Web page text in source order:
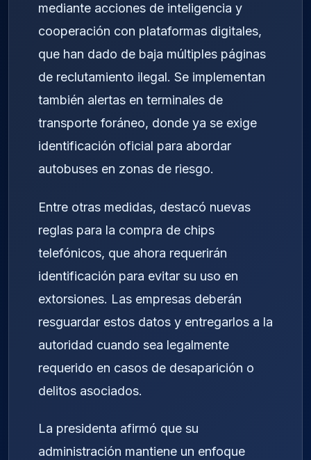
mediante acciones de inteligencia y
cooperación con plataformas digitales,
que han dado de baja múltiples páginas
de reclutamiento ilegal. Se implementan
también alertas en terminales de
transporte foráneo, donde ya se exige
identificación oficial para abordar
autobuses en zonas de riesgo.
Entre otras medidas, destacó nuevas
reglas para la compra de chips
telefónicos, que ahora requerirán
identificación para evitar su uso en
extorsiones. Las empresas deberán
resguardar estos datos y entregarlos a la
autoridad cuando sea legalmente
requerido en casos de desaparición o
delitos asociados.
La presidenta afirmó que su
administración mantiene un enfoque